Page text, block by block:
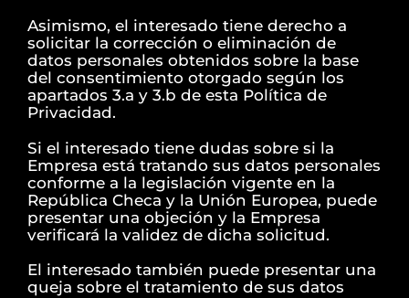
Asimismo, el interesado tiene derecho a
solicitar la corrección o eliminación de
datos personales obtenidos sobre la base
del consentimiento otorgado según los
apartados 3.a y 3.b de esta Política de
Privacidad.
Si el interesado tiene dudas sobre si la
Empresa está tratando sus datos personales
conforme a la legislación vigente en la
República Checa y la Unión Europea, puede
presentar una objeción y la Empresa
verificará la validez de dicha solicitud.
El interesado también puede presentar una
queja sobre el tratamiento de sus datos